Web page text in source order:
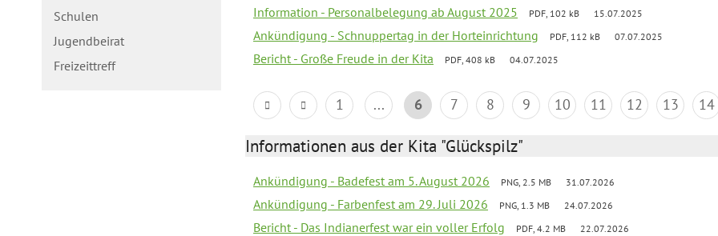
Schulen
Jugendbeirat
Freizeittreff
Information - Personalbelegung ab August 2025 PDF, 102 kB 15.07.2025
Ankündigung - Schnuppertag in der Horteinrichtung PDF, 112 kB 07.07.2025
Bericht - Große Freude in der Kita PDF, 408 kB 04.07.2025
1 ... 6 7 8 9 10 11 12 13 14
Informationen aus der Kita "Glückspilz"
Ankündigung - Badefest am 5. August 2026 PNG, 2.5 MB 31.07.2026
Ankündigung - Farbenfest am 29. Juli 2026 PNG, 1.3 MB 24.07.2026
Bericht - Das Indianerfest war ein voller Erfolg PDF, 4.2 MB 22.07.2026